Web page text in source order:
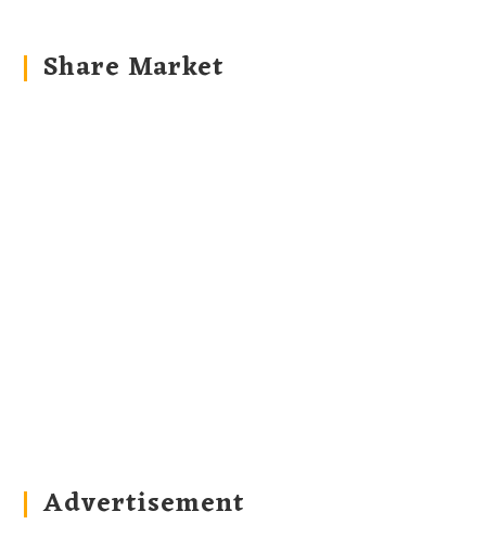
Share Market
Advertisement